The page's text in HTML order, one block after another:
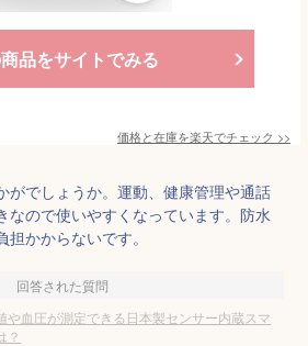
品をサイトでみる
価格と在庫を楽天でチェック >>
がでしょうか。運動、健康管理や通話
なので使いやすくなっています。防水
かからないです。
回答された質問
や血圧が測定できる日本製センサー内蔵スマ
？